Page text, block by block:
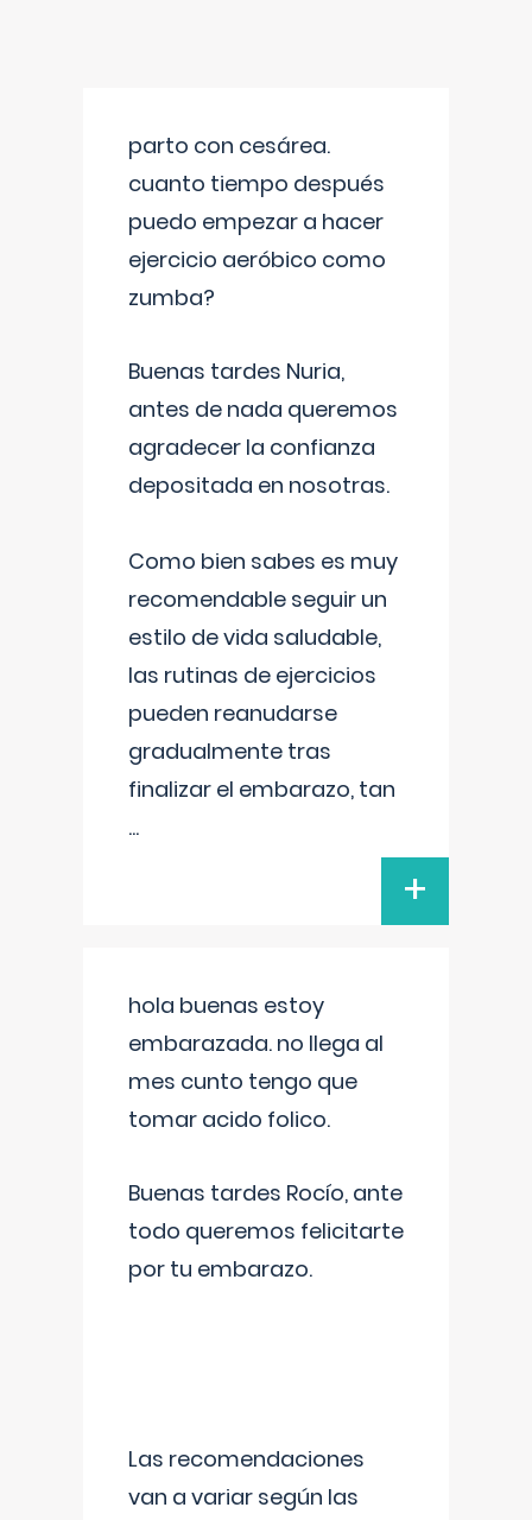
parto con cesárea.
cuanto tiempo después
puedo empezar a hacer
ejercicio aeróbico como
zumba?
Buenas tardes Nuria,
antes de nada queremos
agradecer la confianza
depositada en nosotras.
Como bien sabes es muy
recomendable seguir un
estilo de vida saludable,
las rutinas de ejercicios
pueden reanudarse
gradualmente tras
finalizar el embarazo, tan
...
+
hola buenas estoy
embarazada. no llega al
mes cunto tengo que
tomar acido folico.
Buenas tardes Rocío, ante
todo queremos felicitarte
por tu embarazo.
Las recomendaciones
van a variar según las